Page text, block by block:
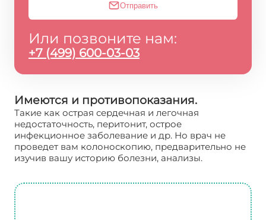
Отправить
Или позвоните нам:
+7 (499) 600-03-03
Имеются и противопоказания.
Такие как острая сердечная и легочная
недостаточность, перитонит, острое
инфекционное заболевание и др. Но врач не
проведет вам колоноскопию, предварительно не
изучив вашу историю болезни, анализы.